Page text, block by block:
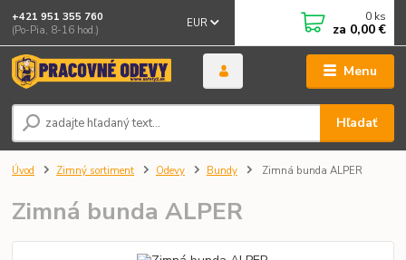
Menu
EUR
Hľadať
+421 951 355 760
(Po-Pia, 8-16 hod.)
0 ks
za 0,00 €
Úvod Zimný sortiment Odevy Bundy Zimná bunda ALPER
Zimná bunda ALPER